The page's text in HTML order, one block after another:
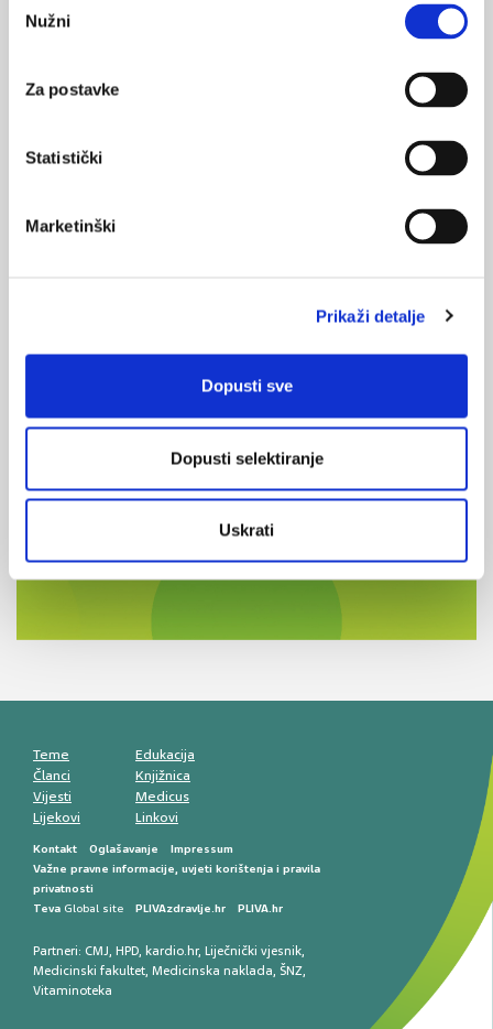
pristanka
Nužni
Za postavke
Statistički
Marketinški
Prikaži detalje
Dopusti sve
Dopusti selektiranje
Uskrati
KORISNI ALATI
CHA2DS2-VA
ONLINE TEČAJ
Pristupite online testiranju:
ZA LIJEČNIKE
Debljina - od prevencije do personalizirane
razlike i nove terapije
smetnji do rane onkološke dijagnostike
ZA LJEKARNIKE
Antikoagulansi u ljekarničkoj praksi –
Teme
Članci
Vijesti
Lijekovi
Edukacija
Knjižnica
Medicus
Linkovi
Kontakt Oglašavanje
Impressum
Važne pravne informacije, uvjeti korištenja i pravila
privatnosti
Teva Global site PLIVAzdravlje.hr PLIVA.hr
Partneri: CMJ, HPD, kardio.hr, Liječnički vjesnik,
Medicinski fakultet, Medicinska naklada, ŠNZ,
Vitaminoteka